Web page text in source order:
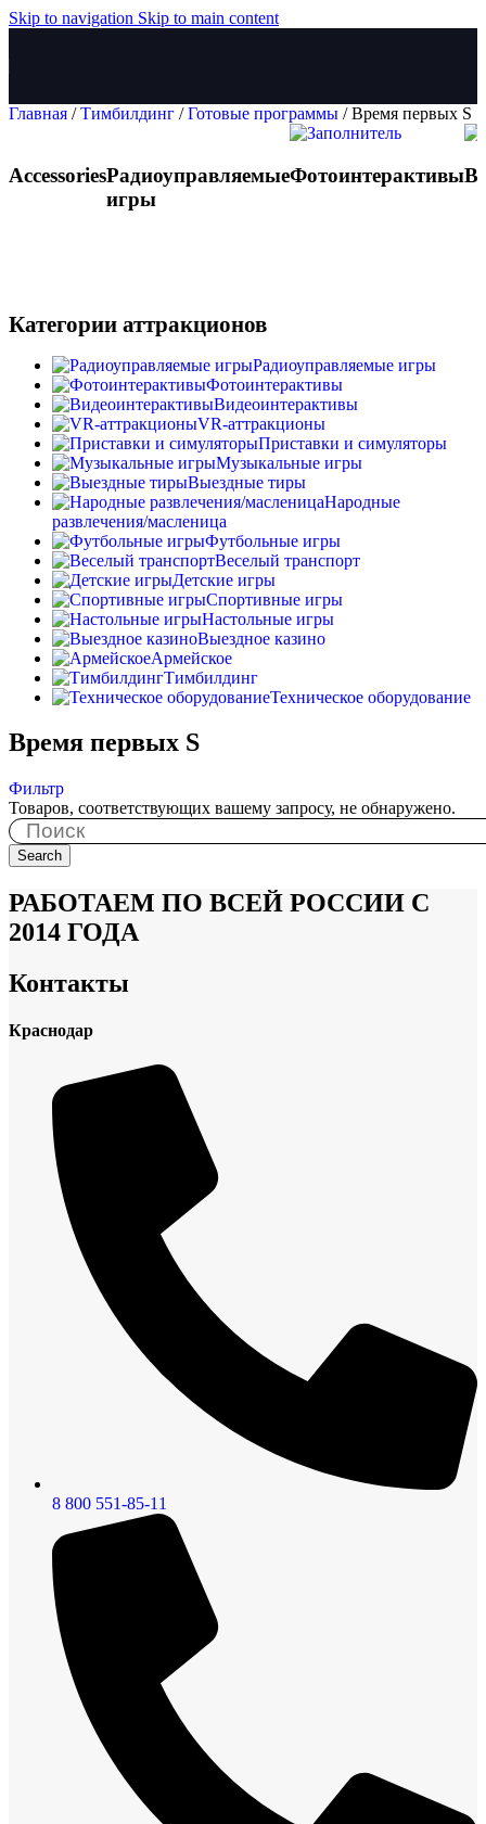
Skip to navigation Skip to main content
Главная / Тимбилдинг / Готовые программы / Время первых S
AccessoriesРадиоуправляемые
игры
Фотоинтерактивы
Категории аттракционов
Радиоуправляемые игры
Фотоинтерактивы
Видеоинтерактивы
VR-аттракционы
Приставки и симуляторы
Музыкальные игры
Выездные тиры
Народные
развлечения/масленица
Футбольные игры
Веселый транспорт
Детские игры
Спортивные игры
Настольные игры
Выездное казино
Армейское
Тимбилдинг
Техническое оборудование
Время первых S
Фильтр
Товаров, соответствующих вашему запросу, не обнаружено.
Search
РАБОТАЕМ ПО ВСЕЙ РОССИИ С
2014 ГОДА
Контакты
Краснодар
8 800 551-85-11